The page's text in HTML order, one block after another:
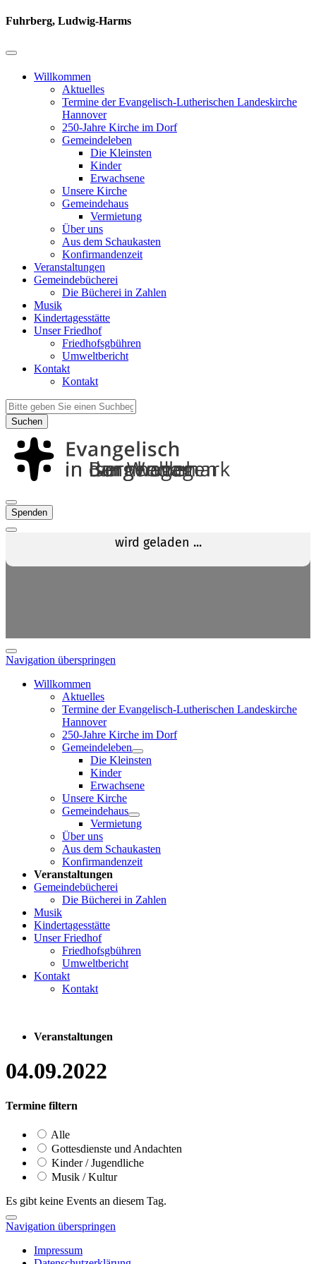
Fuhrberg, Ludwig-Harms
Willkommen
Aktuelles
Termine der Evangelisch-Lutherischen Landeskirche
Hannover
250-Jahre Kirche im Dorf
Gemeindeleben
Die Kleinsten
Kinder
Erwachsene
Unsere Kirche
Gemeindehaus
Vermietung
Über uns
Aus dem Schaukasten
Konfirmandenzeit
Veranstaltungen
Gemeindebücherei
Die Bücherei in Zahlen
Musik
Kindertagesstätte
Unser Friedhof
Friedhofsgbühren
Umweltbericht
Kontakt
Kontakt
Suchen
Spenden
Navigation überspringen
Willkommen
Aktuelles
Termine der Evangelisch-Lutherischen Landeskirche
Hannover
250-Jahre Kirche im Dorf
Gemeindeleben
Die Kleinsten
Kinder
Erwachsene
Unsere Kirche
Gemeindehaus
Vermietung
Über uns
Aus dem Schaukasten
Konfirmandenzeit
Veranstaltungen
Gemeindebücherei
Die Bücherei in Zahlen
Musik
Kindertagesstätte
Unser Friedhof
Friedhofsgbühren
Umweltbericht
Kontakt
Kontakt
Veranstaltungen
04.09.2022
Termine filtern
Alle
Gottesdienste und Andachten
Kinder / Jugendliche
Musik / Kultur
Es gibt keine Events an diesem Tag.
Navigation überspringen
Impressum